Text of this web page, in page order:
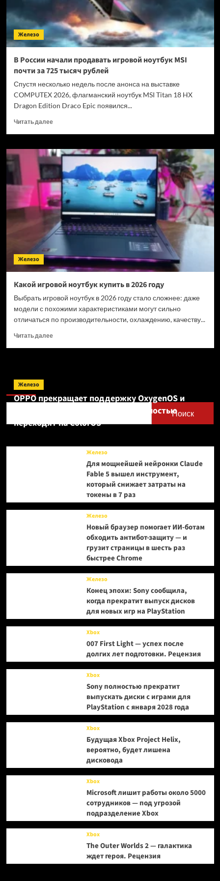
Железо
В России начали продавать игровой ноутбук MSI
почти за 725 тысяч рублей
Спустя несколько недель после анонса на выставке
COMPUTEX 2026, флагманский ноутбук MSI Titan 18 HX
Dragon Edition Draco Epic появился...
Читать далееПрочитать
В
России
начали
продавать
игровой
ноутбук
MSI
почти
за
725
рублей
Железо
Какой игровой ноутбук купить в 2026 году
Выбрать игровой ноутбук в 2026 году стало сложнее: даже
модели с похожими характеристиками могут сильно
отличаться по производительности, охлаждению, качеству...
Читать далееПрочитать
в
Поиск
Поиск
Железо
OPPO прекращает поддержку OxygenOS и
Realme UI — OnePlus и realme полностью
переходят на ColorOS
Железо
Для мощнейшей нейронки Claude
Fable 5 вышел инструмент,
который снижает затраты на
токены в 7 раз
Железо
Новый браузер помогает ИИ-ботам
обходить антибот-защиту — и
грузит страницы в шесть раз
быстрее Chrome
Железо
Конец эпохи: Sony сообщила,
когда прекратит выпуск дисков
для новых игр на PlayStation
Xbox
007 First Light — успех после
долгих лет подготовки. Рецензия
Xbox
Sony полностью прекратит
выпускать диски с играми для
PlayStation с января 2028 года
Xbox
Будущая Xbox Project Helix,
вероятно, будет лишена
дисковода
Xbox
Microsoft лишит работы около 5000
сотрудников — под угрозой
подразделение Xbox
Xbox
The Outer Worlds 2 — галактика
ждет героя. Рецензия